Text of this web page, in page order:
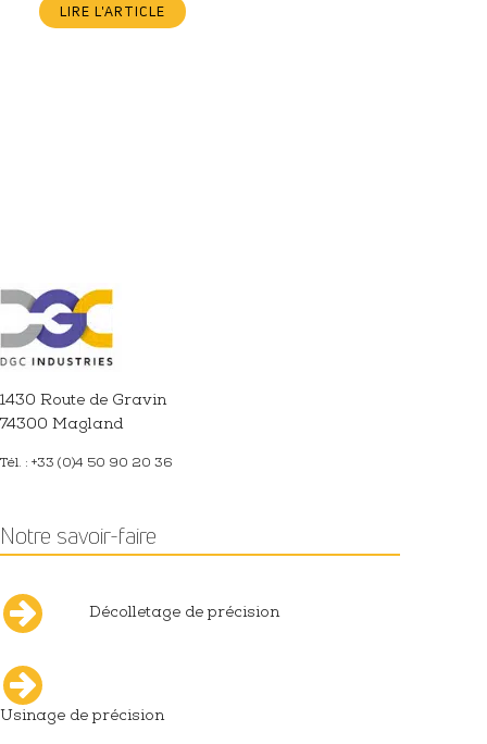
LIRE L'ARTICLE
1430 Route de Gravin
74300 Magland
Tél. : +33 (0)4 50 90 20 36
Notre savoir-faire
Décolletage de précision
Usinage de précision